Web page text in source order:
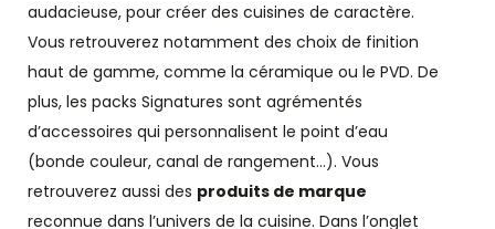
audacieuse, pour créer des cuisines de caractère.
Vous retrouverez notamment des choix de finition
haut de gamme, comme la céramique ou le PVD. De
plus, les packs Signatures sont agrémentés
d’accessoires qui personnalisent le point d’eau
(bonde couleur, canal de rangement…). Vous
retrouverez aussi des produits de marque
reconnue dans l’univers de la cuisine. Dans l’onglet